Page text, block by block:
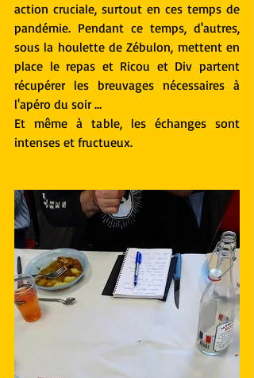
action cruciale, surtout en ces temps de
pandémie. Pendant ce temps, d'autres,
sous la houlette de Zébulon, mettent en
place le repas et Ricou et Div partent
récupérer les breuvages nécessaires à
l'apéro du soir …
Et même à table, les échanges sont
intenses et fructueux.